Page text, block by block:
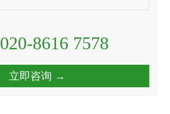
立即咨询 →
020-8616 7578